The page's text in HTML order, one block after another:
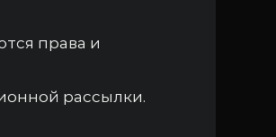
права и
рассылки.